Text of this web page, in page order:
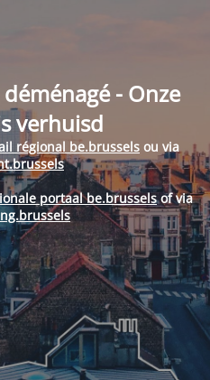
- Onze
verhuisd
régional be.brussels ou via
portaal be.brusselsof via